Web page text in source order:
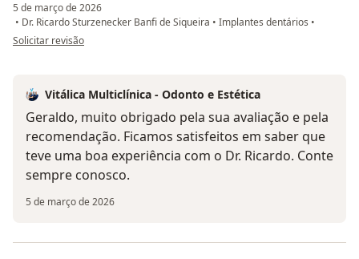
5 de março de 2026
• Dr. Ricardo Sturzenecker Banfi de Siqueira • Implantes dentários •
na opinião do utilizador Geraldo
Solicitar revisão
Vitálica Multiclínica - Odonto e Estética
Geraldo, muito obrigado pela sua avaliação e pela
recomendação. Ficamos satisfeitos em saber que
teve uma boa experiência com o Dr. Ricardo. Conte
sempre conosco.
5 de março de 2026